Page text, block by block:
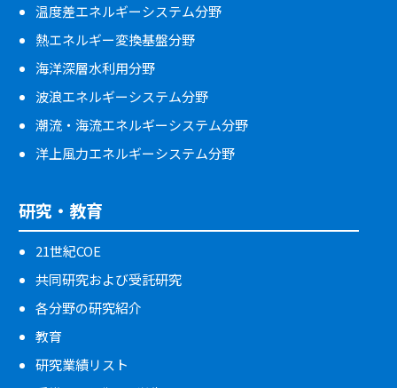
温度差エネルギーシステム分野
熱エネルギー変換基盤分野
海洋深層水利用分野
波浪エネルギーシステム分野
潮流・海流エネルギーシステム分野
洋上風力エネルギーシステム分野
研究・教育
21世紀COE
共同研究および受託研究
各分野の研究紹介
教育
研究業績リスト